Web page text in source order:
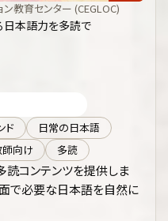
教育センター (CEGLOC)
日本語力を多読で
ド
日常の日本語
向け 多読
読コンテンツを提供しま
面で必要な日本語を自然に